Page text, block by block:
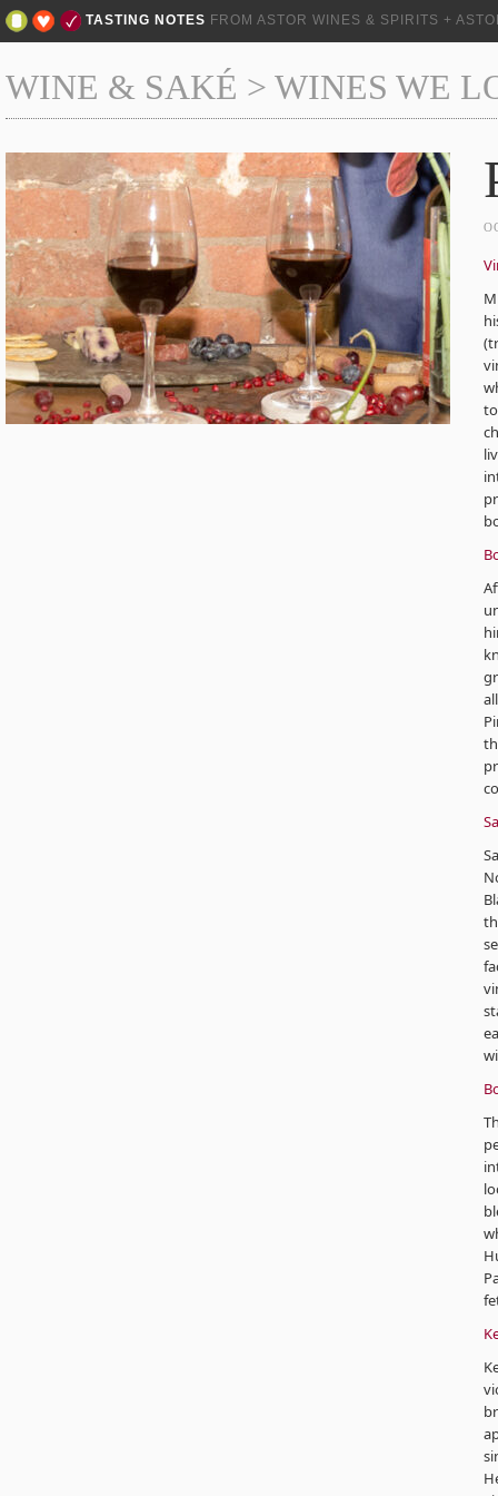
TASTING NOTES FROM ASTOR WINES & SPIRITS +
WINE & SAKÉ > WINES WE